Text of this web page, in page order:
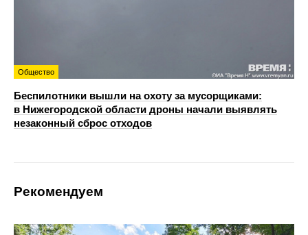
Общество
Беспилотники вышли на охоту за мусорщиками:
в Нижегородской области дроны начали выявлять
незаконный сброс отходов
Рекомендуем